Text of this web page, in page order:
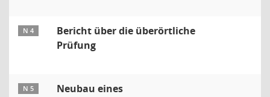
N 4
Bericht über die überörtliche
Prüfung
N 5
Neubau eines